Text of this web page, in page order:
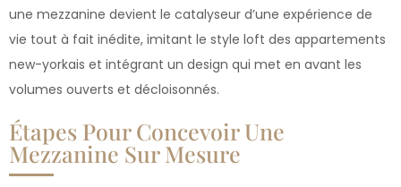
une mezzanine devient le catalyseur d’une expérience de
vie tout à fait inédite, imitant le style loft des appartements
new-yorkais et intégrant un design qui met en avant les
volumes ouverts et décloisonnés.
Étapes Pour Concevoir Une
Mezzanine Sur Mesure